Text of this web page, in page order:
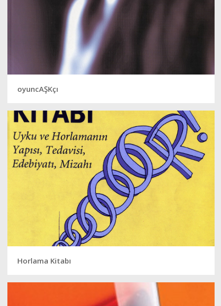
oyuncAŞKçı
Horlama Kitabı